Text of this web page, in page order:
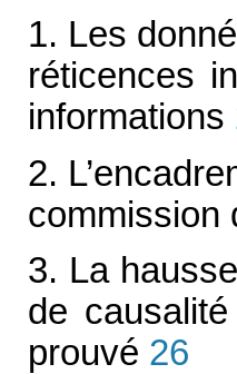
1. Les
réticences
informations
2.
commission
3. La
de
prouvé 26